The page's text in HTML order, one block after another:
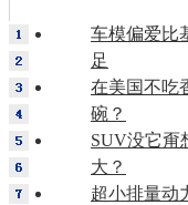
车模偏爱比
足
在美国不吃
碗？
SUV没它甭
大？
超小排量动